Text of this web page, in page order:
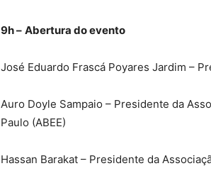
9h – Abertura do evento
José Eduardo Frascá Poyares Jardim –
Auro Doyle Sampaio – Presidente da
Paulo (ABEE)
Hassan Barakat – Presidente da